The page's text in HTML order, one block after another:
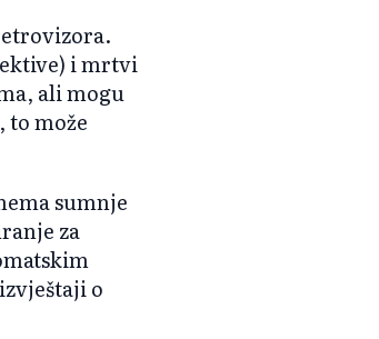
i mrtvi
ali mogu
to može
sumnje
za
o